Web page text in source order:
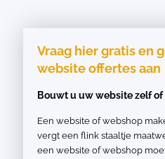
Vraag hier gratis en
website offertes aan
Bouwt u uw website zelf
Een website of webshop
vergt een flink staaltje
een website of webshop